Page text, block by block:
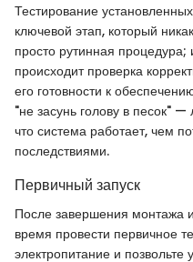
Тестирование
ключевой этап, который
просто рутинная
происходит проверка
его готовности к
"не засунь голову в песок"
что система работает, чем
последствиями.
Первичный запуск
После завершения монтажа
время провести первичное
электропитание и позвольте